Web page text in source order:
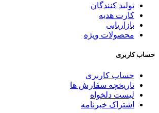
تولید کنندگان
کارت هدیه
بازاریابی
محصولات ویژه
حساب کاربری
حساب کاربری
تاریخچه سفارش ها
لیست دلخواه
اشتراک خبرنامه